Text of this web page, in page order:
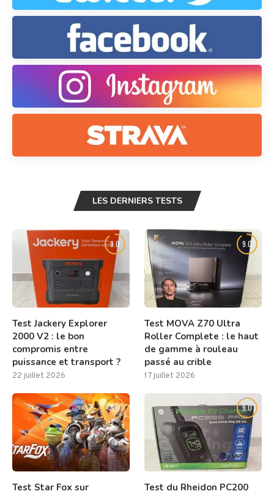
LES DERNIERS TESTS
9.0
Test Jackery Explorer
2000 V2 : le bon
compromis entre
puissance et transport ?
22 juillet 2026
9.0
Test MOVA Z70 Ultra
Roller Complete : le haut
de gamme à rouleau
passé au crible
17 juillet 2026
8.0
Test Star Fox sur
9.0
Test du Rheidon PC200